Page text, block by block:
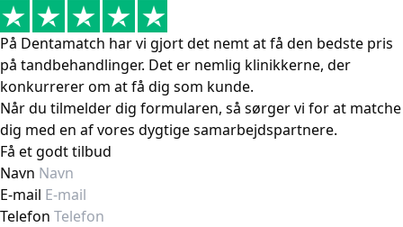
På Dentamatch har vi gjort det nemt at få den bedste pris
på tandbehandlinger. Det er nemlig klinikkerne, der
konkurrerer om at få dig som kunde.
Når du tilmelder dig formularen, så sørger vi for at matche
dig med en af vores dygtige samarbejdspartnere.
Få et godt tilbud
Navn
E-mail
Telefon